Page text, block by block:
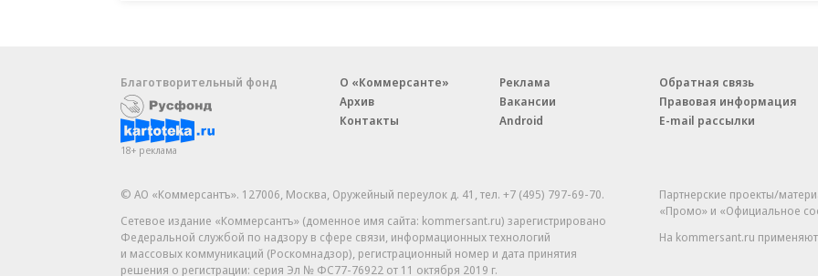
Благотворительный фонд
18+ реклама
О «Коммерсанте»
Архив
Контакты
Реклама
Вакансии
Android
Обратная связь
Правовая информация
E-mail рассылки
© АО «Коммерсантъ». 127006, Москва, Оружейный переулок д. 41,тел. +7 (495) 797-69-70.
Сетевое издание «Коммерсантъ» (доменное имя сайта: kommersant.ru) зарегистрировано
Федеральной службой по надзору в сфере связи, информационных технологий
и массовых коммуникаций (Роскомнадзор), регистрационный номер и дата принятия
решения о регистрации: серия Эл № ФС77-76922 от 11 октября 2019 г.
Партнерские проекты/
«Промо» и «Официальное
На kommersant.ru